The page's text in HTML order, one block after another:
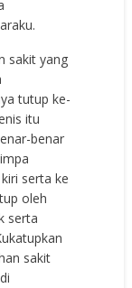
sakit yang
tutup ke-
itu
benar
serta ke
oleh
serta
sakit